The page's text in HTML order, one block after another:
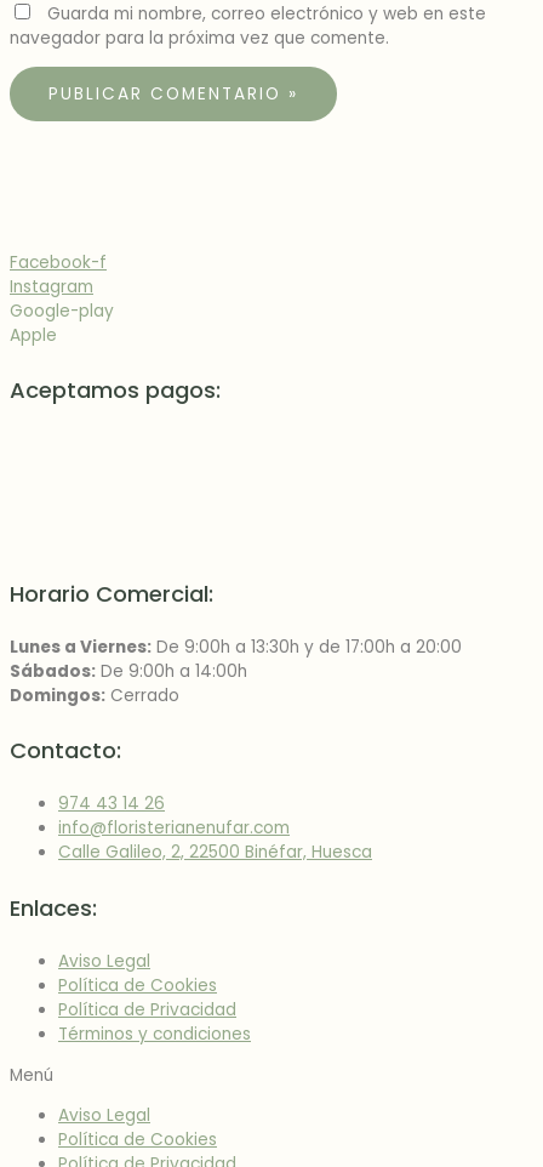
Guarda mi nombre, correo electrónico y web en este
navegador para la próxima vez que comente.
Facebook-f
Instagram
Google-play
Apple
Aceptamos pagos:
Horario Comercial:
Lunes a Viernes: De 9:00h a 13:30h y de 17:00h a 20:00
Sábados: De 9:00h a 14:00h
Domingos: Cerrado
Contacto:
974 43 14 26
info@floristerianenufar.com
Calle Galileo, 2, 22500 Binéfar, Huesca
Enlaces:
Aviso Legal
Política de Cookies
Política de Privacidad
Términos y condiciones
Menú
Aviso Legal
Política de Cookies